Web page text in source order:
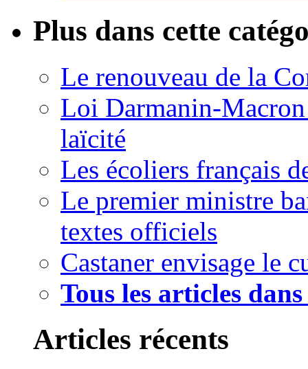
Plus dans cette
Le renouveau de la
Loi Darmanin-
laïcité
Les écoliers français
Le premier ministre
textes officiels
Castaner envisage le
Tous les articles
Articles récents